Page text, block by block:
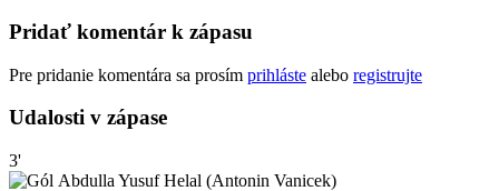
Pridať komentár k zápasu
Pre pridanie komentára sa prosím prihláste alebo registrujte
Udalosti v zápase
3'
Abdulla Yusuf Helal (Antonin Vanicek)